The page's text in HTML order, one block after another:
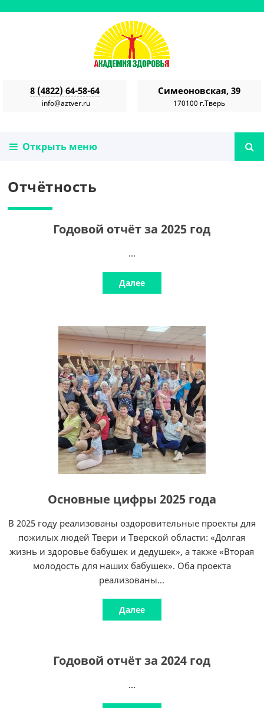
8 (4822) 64-58-64
info@aztver.ru
Симеоновская, 39
170100 г.Тверь
Открыть меню
Отчётность
Годовой отчёт за 2025 год
...
Далее
Основные цифры 2025 года
В 2025 году реализованы оздоровительные проекты для
пожилых людей Твери и Тверской области: «Долгая
жизнь и здоровье бабушек и дедушек», а также «Вторая
молодость для наших бабушек». Оба проекта
реализованы...
Далее
Годовой отчёт за 2024 год
...